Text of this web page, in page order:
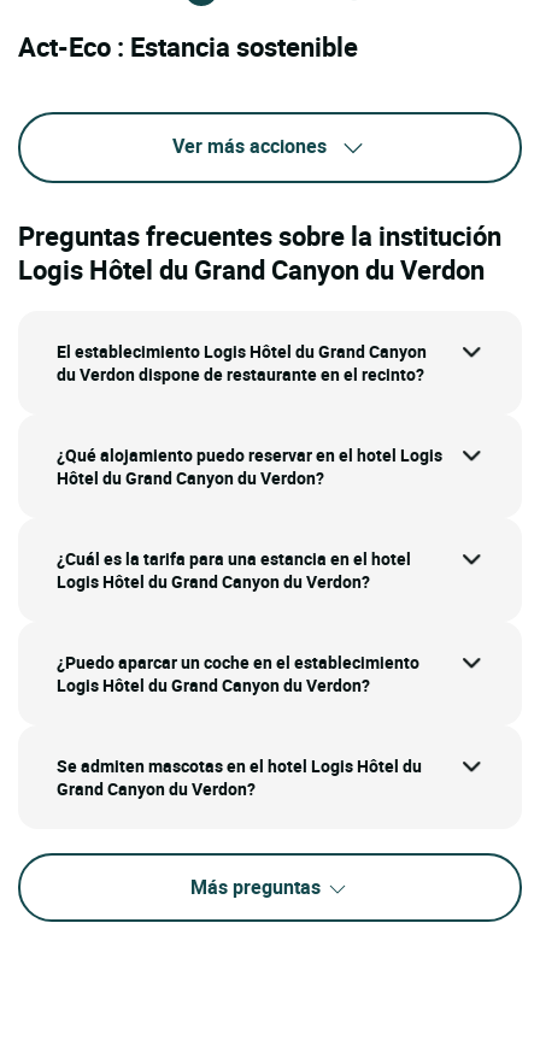
Act-Eco : Estancia sostenible
Ver más acciones
Preguntas frecuentes sobre la institución
Logis Hôtel du Grand Canyon du Verdon
El establecimiento Logis Hôtel du Grand Canyon
du Verdon dispone de restaurante en el recinto?
¿Qué alojamiento puedo reservar en el hotel Logis
Hôtel du Grand Canyon du Verdon?
¿Cuál es la tarifa para una estancia en el hotel
Logis Hôtel du Grand Canyon du Verdon?
¿Puedo aparcar un coche en el establecimiento
Logis Hôtel du Grand Canyon du Verdon?
Se admiten mascotas en el hotel Logis Hôtel du
Grand Canyon du Verdon?
Más preguntas